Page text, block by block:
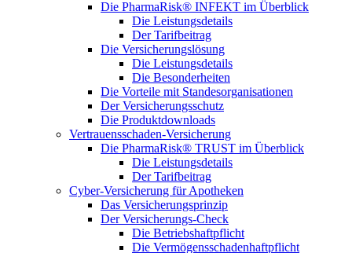
Die PharmaRisk® INFEKT im Überblick
Die Leistungsdetails
Der Tarifbeitrag
Die Versicherungslösung
Die Leistungsdetails
Die Besonderheiten
Die Vorteile mit Standesorganisationen
Der Versicherungsschutz
Die Produktdownloads
Vertrauensschaden-Versicherung
Die PharmaRisk® TRUST im Überblick
Die Leistungsdetails
Der Tarifbeitrag
Cyber-Versicherung für Apotheken
Das Versicherungsprinzip
Der Versicherungs-Check
Die Betriebshaftpflicht
Die Vermögensschadenhaftpflicht